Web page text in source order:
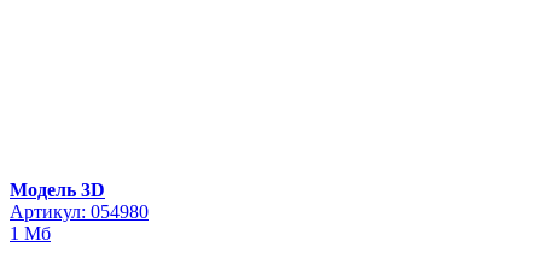
Модель 3D
Артикул: 054980
1 Мб